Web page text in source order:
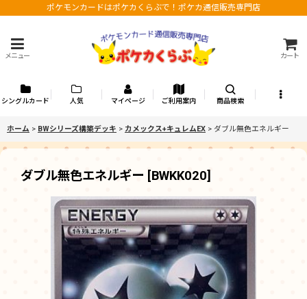
ポケモンカードはポケカくらぶで！ポケカ通信販売専門店
メニュー カート
シングルカード 人気 マイページ ご利用案内 商品検索
ホーム > BWシリーズ構築デッキ > カメックス+キュレムEX > ダブル無色エネルギー
ダブル無色エネルギー [BWKK020]